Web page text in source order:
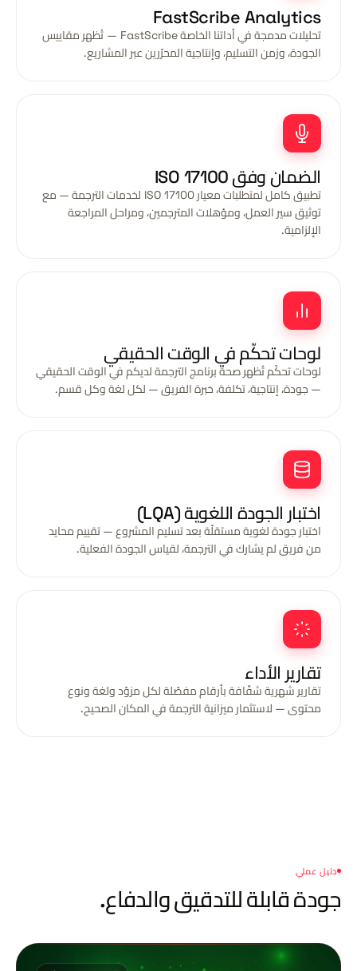
FastScribe Analytics
تحليلات مدمجة في أداتنا الخاصة FastScribe — تُظهر مقاييس
الجودة، وزمن التسليم، وإنتاجية المحرّرين عبر المشاريع.
الضمان وفق ISO 17100
تطبيق كامل لمتطلبات معيار ISO 17100 لخدمات الترجمة — مع
توثيق سير العمل، ومؤهلات المترجمين، ومراحل المراجعة
الإلزامية.
لوحات تحكّم في الوقت الحقيقي
لوحات تحكّم تُظهر صحة برنامج الترجمة لديكم في الوقت الحقيقي
— جودة، إنتاجية، تكلفة، خبرة الفريق — لكل لغة وكل قسم.
اختبار الجودة اللغوية (LQA)
اختبار جودة لغوية مستقلّة بعد تسليم المشروع — تقييم محايد
من فريق لم يشارك في الترجمة، لقياس الجودة الفعلية.
تقارير الأداء
تقارير شهرية شفّافة بأرقام مفصّلة لكل مزوّد ولغة ونوع
محتوى — لاستثمار ميزانية الترجمة في المكان الصحيح.
دليل عملي
جودة قابلةللتدقيق والدفاع.